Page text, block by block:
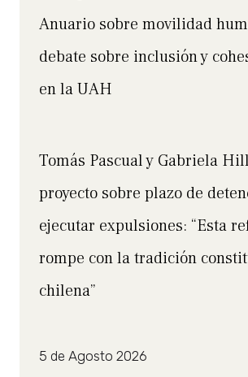
Anuario sobre movilidad
debate sobre inclusión y
en la UAH
Tomás Pascual y Gabriela
proyecto sobre plazo de
ejecutar expulsiones: “Esta
rompe con la tradición
chilena”
5 de Agosto 2026